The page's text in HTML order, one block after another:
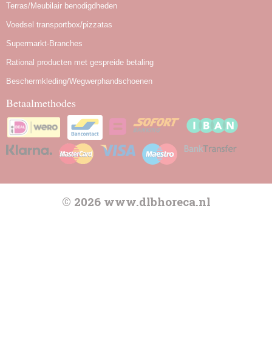
Terras/Meubilair benodigdheden
Voedsel transportbox/pizzatas
Supermarkt-Branches
Rational producten met gespreide betaling
Beschermkleding/Wegwerphandschoenen
Betaalmethodes
© 2026 www.dlbhoreca.nl